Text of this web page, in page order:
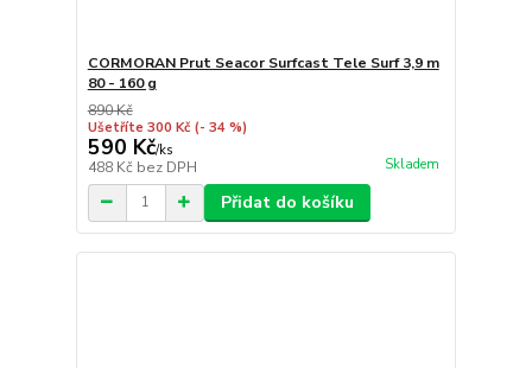
CORMORAN Prut Seacor Surfcast Tele Surf 3,9 m
80 - 160 g
890 Kč
Ušetříte 300 Kč (- 34 %)
590 Kč/ks
488 Kč bez DPH Skladem
Přidat do košíku